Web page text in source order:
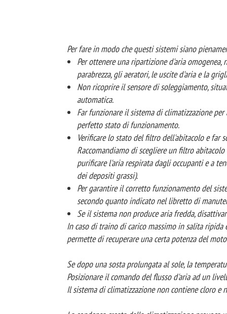
Per fare in modo che questi sistemi siano
Per ottenere una ripartizione d'aria
parabrezza, gli aeratori, le uscite d'aria e la
Non ricoprire il sensore di soleggiamento,
automatica.
Far funzionare il sistema di climatizzazione
perfetto stato di funzionamento.
Verificare lo stato del filtro dell'abitacolo e
Raccomandiamo di scegliere un filtro
purificare l'aria respirata dagli occupanti e a
dei depositi grassi).
Per garantire il corretto funzionamento del
secondo quanto indicato nel libretto di
Se il sistema non produce aria fredda,
In caso di traino di carico massimo in salita
permette di recuperare una certa potenza del
Se dopo una sosta prolungata al sole, la
Posizionare il comando del flusso d'aria ad un
Il sistema di climatizzazione non contiene cloro e